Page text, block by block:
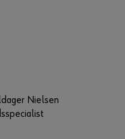
Nielsen